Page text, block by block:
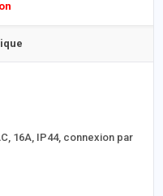
16A, IP44, connexion par